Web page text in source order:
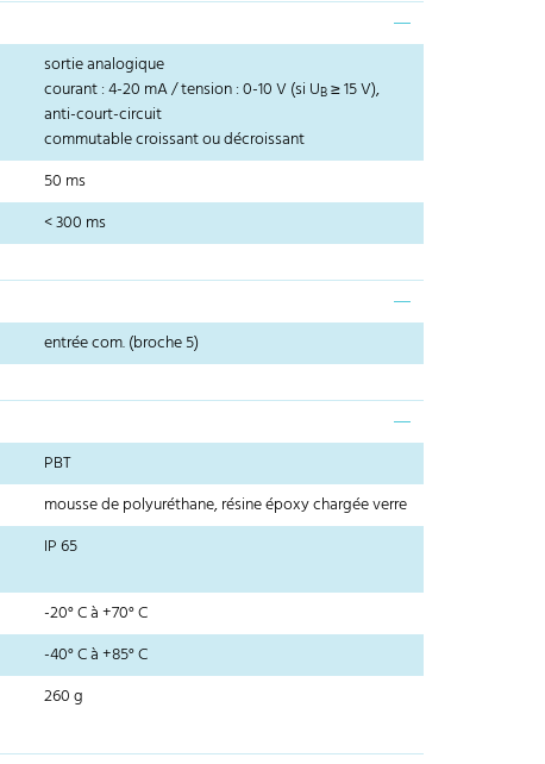
sortie analogique
courant : 4-20 mA / tension : 0-10 V (si UB≥ 15 V),
anti-court-circuit
commutable croissant ou décroissant
50 ms
< 300 ms
entrée com. (broche 5)
PBT
mousse de polyuréthane, résine époxy chargée verre
IP 65
-20° C à +70° C
-40° C à +85° C
260 g